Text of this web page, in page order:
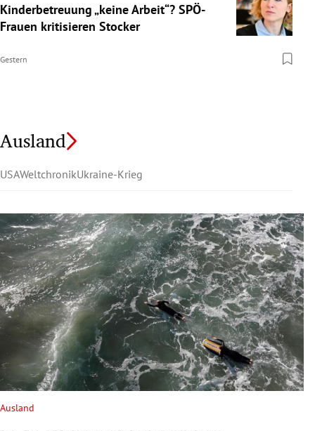
Kinderbetreuung „keine Arbeit“? SPÖ-
Frauen kritisieren Stocker
Gestern
Ausland
USAWeltchronikUkraine-Krieg
Ausland